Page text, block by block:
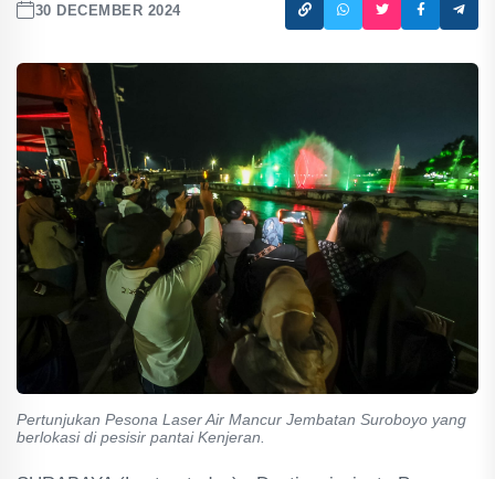
30 DECEMBER 2024
Pertunjukan Pesona Laser Air Mancur Jembatan Suroboyo yang
berlokasi di pesisir pantai Kenjeran.